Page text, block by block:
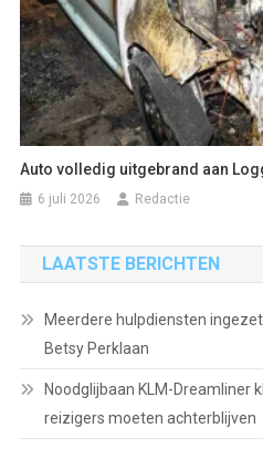
Auto volledig uitgebrand aan
6 juli 2026 Redactie
LAATSTE BERICHTEN
Meerdere hulpdiensten
Betsy Perklaan
Noodglijbaan KLM-Dreamliner
reizigers moeten achterblijven